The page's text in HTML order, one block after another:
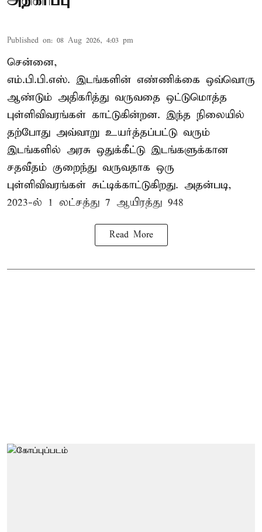
Published on: 08 Aug 2026, 4:03 pm
சென்னை,
எம்.பி.பி.எஸ். இடங்களின் எண்ணிக்கை ஒவ்வொரு
ஆண்டும் அதிகரித்து வருவதை ஒட்டுமொத்த
புள்ளிவிவரங்கள் காட்டுகின்றன. இந்த நிலையில்
தற்போது அவ்வாறு உயர்த்தப்பட்டு வரும்
இடங்களில் அரசு ஒதுக்கீட்டு இடங்களுக்கான
சதவீதம் குறைந்து வருவதாக ஒரு
புள்ளிவிவரங்கள் சுட்டிக்காட்டுகிறது. அதன்படி,
2023-ல் 1 லட்சத்து 7 ஆயிரத்து 948
Read More